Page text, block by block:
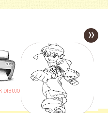
DIBUJO
»